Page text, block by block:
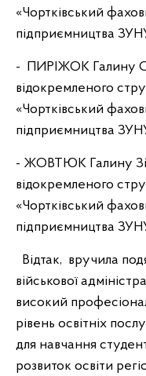
«Чортківський
підприємництва
- ПИРІЖОК Галину
відокремленого
«Чортківський
підприємництва
- ЖОВТЮК Галину
відокремленого
«Чортківський
підприємництва
Відтак, вручила
військової
високий
рівень освітніх
для навчання
розвиток освіти